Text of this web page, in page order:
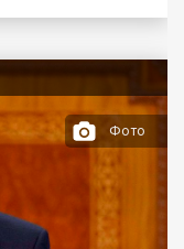
Фото